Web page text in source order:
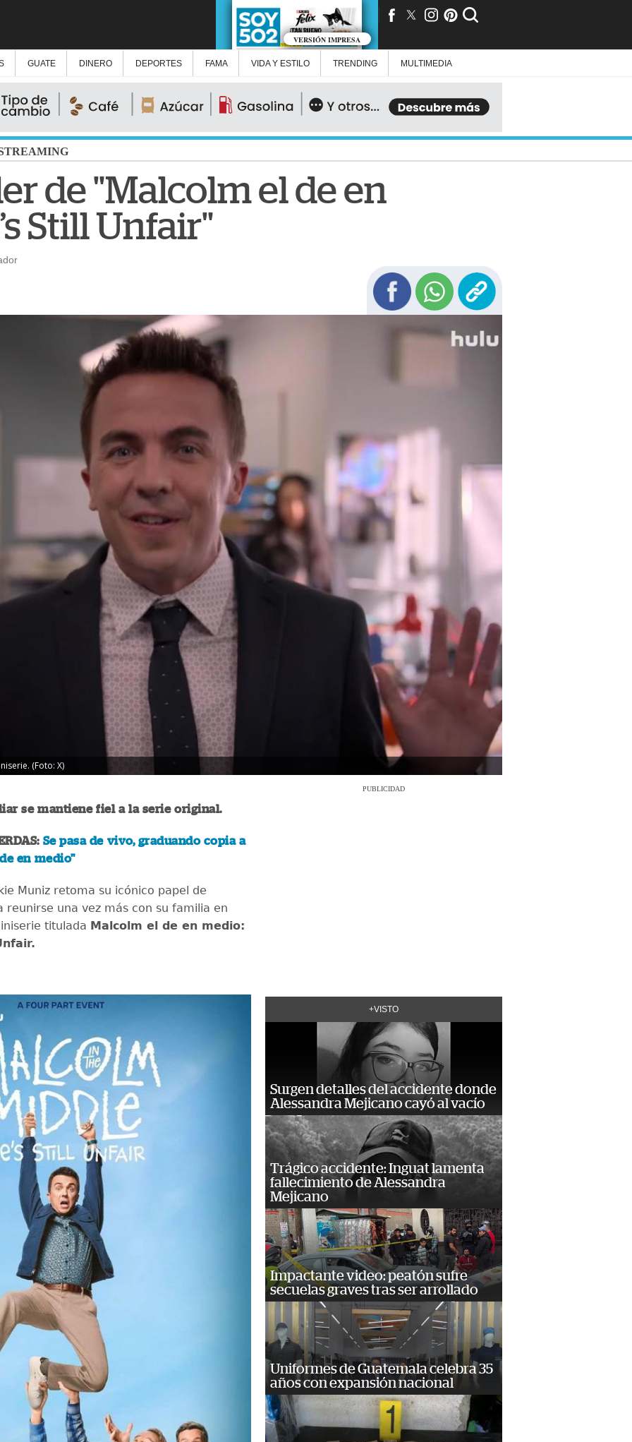
VERSIÓN IMPRESA
GUATE DINERO DEPORTES FAMA VIDA Y ESTILO TRENDING MULTIMEDIA
de "Malcolm el de en
Still Unfair"
(Foto: X)
se mantiene fiel a la serie original.
Se pasa de vivo, graduando copia a
en medio"
Muniz retoma su icónico papel de
reunirse una vez más con su familia en
titulada Malcolm el de en medio:
PUBLICIDAD
+VISTO
Surgen detalles del accidente donde
Alessandra Mejicano cayó al vacío
Trágico accidente: Inguat lamenta
fallecimiento de Alessandra
Mejicano
Impactante video: peatón sufre
secuelas graves tras ser arrollado
Uniformes de Guatemala celebra 35
años con expansión nacional